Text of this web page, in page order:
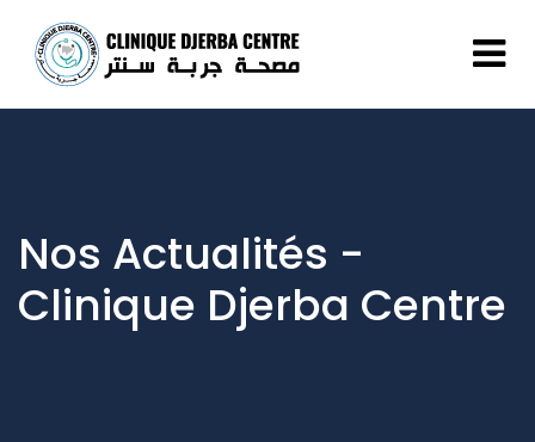
Nos Actualités -
Clinique Djerba Centre